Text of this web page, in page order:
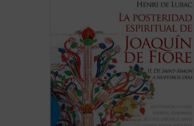
La enigmática figura de Joaquín de Fiore
ha suscitado escaso interés entre los
historiadores de la exégesis y de la
teología. Sin embargo, este monje,
fundador de una orden religiosa y amigo
de los papas, fue el iniciador de uno de
los ...(ver ficha)